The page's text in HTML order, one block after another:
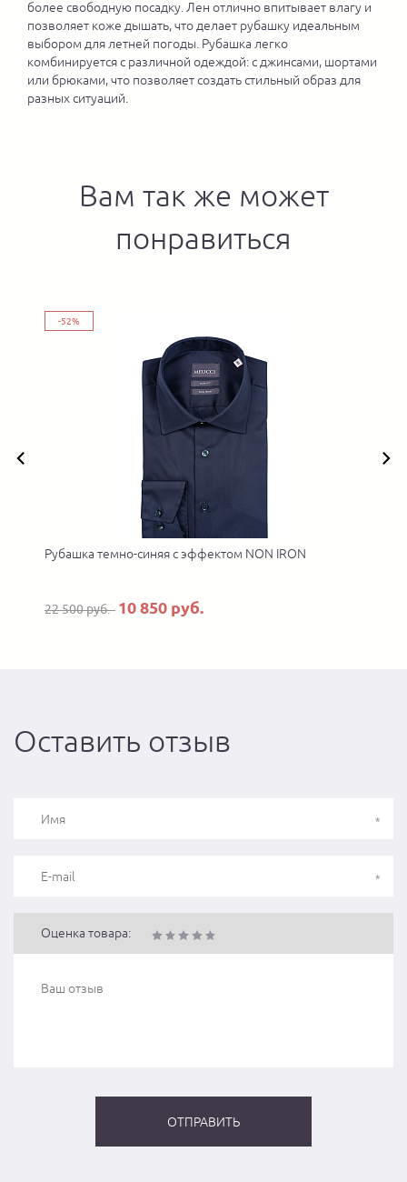
более свободную посадку. Лен отлично впитывает влагу и
позволяет коже дышать, что делает рубашку идеальным
выбором для летней погоды. Рубашка легко
комбинируется с различной одеждой: с джинсами, шортами
или брюками, что позволяет создать стильный образ для
разных ситуаций.
Вам так же может
понравиться
-52%
Рубашка темно-синяя с эффектом NON IRON
22 500 руб. 10 850 руб.
Оставить отзыв
Оценка товара: